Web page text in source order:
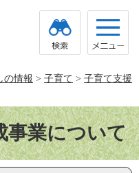
の情報 > 子育て > 子育て支援
事業について